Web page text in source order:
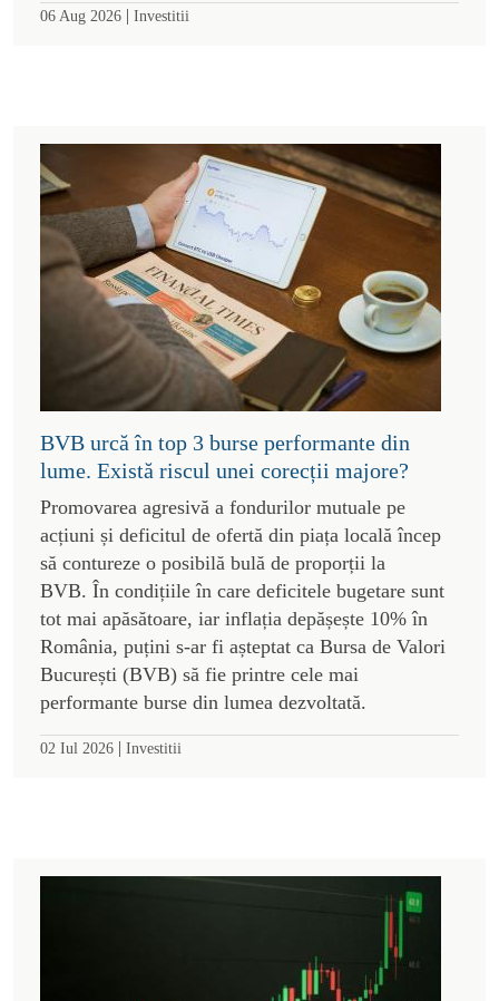
06 Aug 2026 | Investitii
BVB urcă în top 3 burse performante din
lume. Există riscul unei corecții majore?
Promovarea agresivă a fondurilor mutuale pe
acțiuni și deficitul de ofertă din piața locală încep
să contureze o posibilă bulă de proporții la
BVB. În condițiile în care deficitele bugetare sunt
tot mai apăsătoare, iar inflația depășește 10% în
România, puțini s-ar fi așteptat ca Bursa de Valori
București (BVB) să fie printre cele mai
performante burse din lumea dezvoltată.
02 Iul 2026 | Investitii